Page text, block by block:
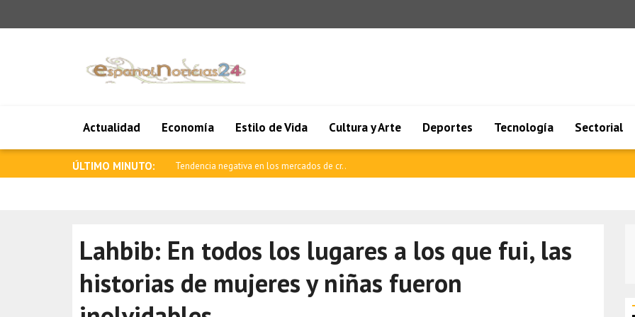
Actualidad Economía Estilo de Vida Cultura y Arte Deportes Tecnología Sectorial
ÚLTIMO MINUTO: Saar: La edad de oro de las relaciones e..
Lahbib: En todos los lugares a los que fui, las
historias de mujeres y niñas fueron